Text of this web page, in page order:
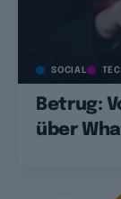
SOCIAL
Betrug:
über